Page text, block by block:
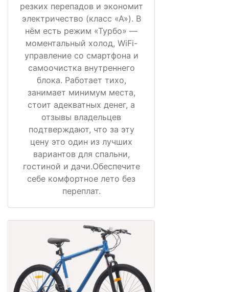
резких перепадов и экономит
электричество (класс «А»). В
нём есть режим «Турбо» —
моментальный холод, WiFi-
управление со смартфона и
самоочистка внутреннего
блока. Работает тихо,
занимает минимум места,
стоит адекватных денег, а
отзывы владельцев
подтверждают, что за эту
цену это один из лучших
вариантов для спальни,
гостиной и дачи.Обеспечите
себе комфортное лето без
переплат.